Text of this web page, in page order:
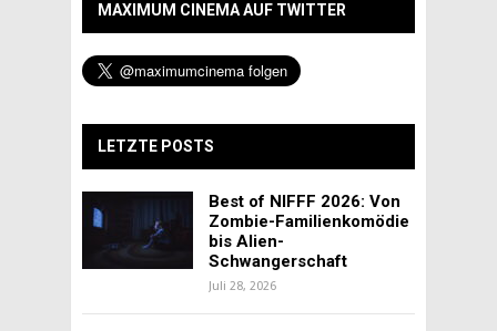
MAXIMUM CINEMA AUF TWITTER
LETZTE POSTS
Best of NIFFF 2026: Von
Zombie-Familienkomödie
bis Alien-
Schwangerschaft
Juli 28, 2026